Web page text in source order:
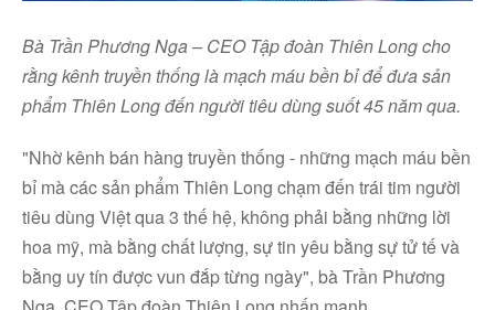
Bà Trần Phương Nga – CEO Tập đoàn Thiên Long cho
rằng kênh truyền thống là mạch máu bền bỉ để đưa sản
phẩm Thiên Long đến người tiêu dùng suốt 45 năm qua.
"Nhờ kênh bán hàng truyền thống - những mạch máu bền
bỉ mà các sản phẩm Thiên Long chạm đến trái tim người
tiêu dùng Việt qua 3 thế hệ, không phải bằng những lời
hoa mỹ, mà bằng chất lượng, sự tin yêu bằng sự tử tế và
bằng uy tín được vun đắp từng ngày", bà Trần Phương